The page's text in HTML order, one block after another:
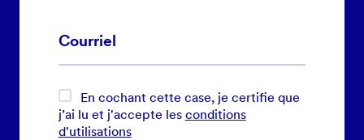
j’ai lu et j'accepte les conditions
d'utilisations